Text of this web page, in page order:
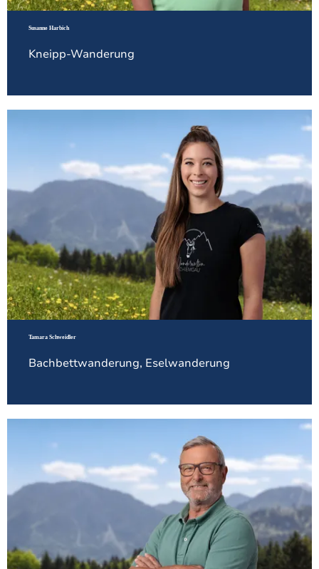
Susanne Harbich
Kneipp-Wanderung
Tamara Schweidler
Bachbettwanderung, Eselwanderung